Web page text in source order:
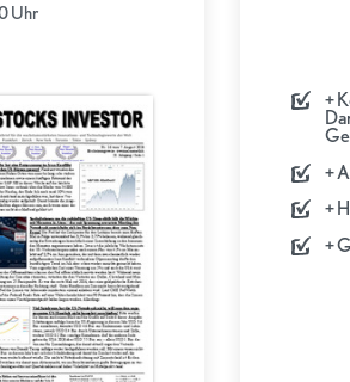
Uhr
+
+
+
+